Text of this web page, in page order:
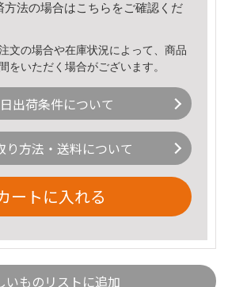
方法の場合はこちら をご確認くだ
文の場合や在庫状況によって、商品
をいただく場合がございます。
出荷条件について
り方法・送料について
ートに入れる
いものリストに追加